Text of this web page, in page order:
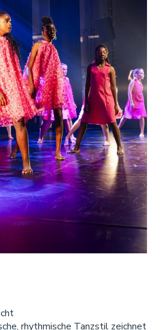
rhythmische Tanzstil zeichnet